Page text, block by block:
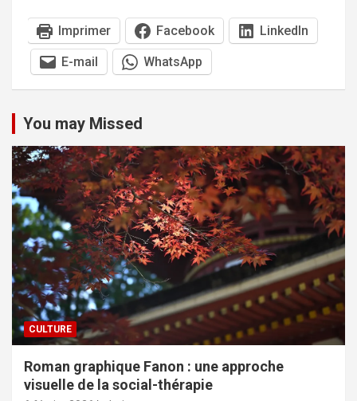
Imprimer Facebook LinkedIn
E-mail WhatsApp
You may Missed
CULTURE
Roman graphique Fanon : une approche
visuelle de la social-thérapie